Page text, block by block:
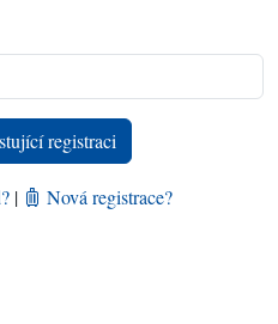
registraci
| Nová registrace?